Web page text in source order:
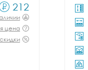
212
цена
скидки